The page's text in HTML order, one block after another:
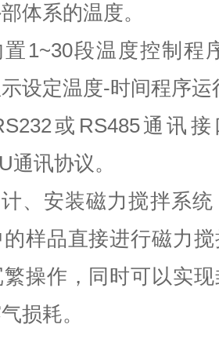
体系的温度。
1~30段温度控制程
设定温度-时间程序
或RS485通讯
通讯协议。
、安装磁力搅拌系
样品直接进行磁力
操作，同时可以实
损耗。